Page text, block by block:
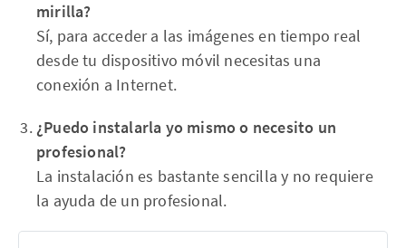
mirilla?
Sí, para acceder a las imágenes en tiempo real
desde tu dispositivo móvil necesitas una
conexión a Internet.
¿Puedo instalarla yo mismo o necesito un
profesional?
La instalación es bastante sencilla y no requiere
la ayuda de un profesional.